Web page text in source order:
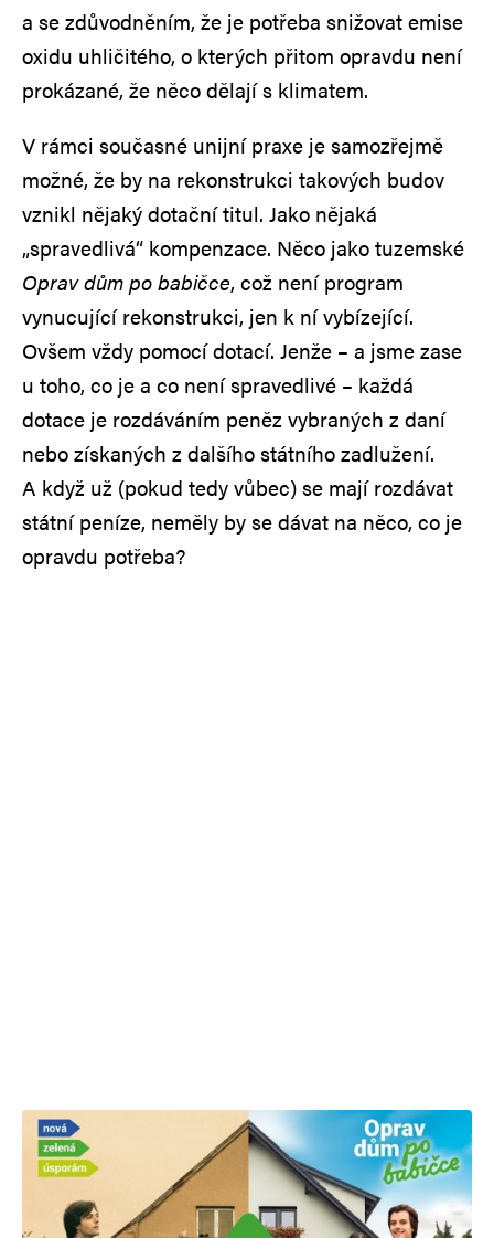
a se zdůvodněním, že je potřeba snižovat emise
oxidu uhličitého, o kterých přitom opravdu není
prokázané, že něco dělají s klimatem.
V rámci současné unijní praxe je samozřejmě
možné, že by na rekonstrukci takových budov
vznikl nějaký dotační titul. Jako nějaká
„spravedlivá“ kompenzace. Něco jako tuzemské
Oprav dům po babičce, což není program
vynucující rekonstrukci, jen k ní vybízející.
Ovšem vždy pomocí dotací. Jenže – a jsme zase
u toho, co je a co není spravedlivé – každá
dotace je rozdáváním peněz vybraných z daní
nebo získaných z dalšího státního zadlužení.
A když už (pokud tedy vůbec) se mají rozdávat
státní peníze, neměly by se dávat na něco, co je
opravdu potřeba?